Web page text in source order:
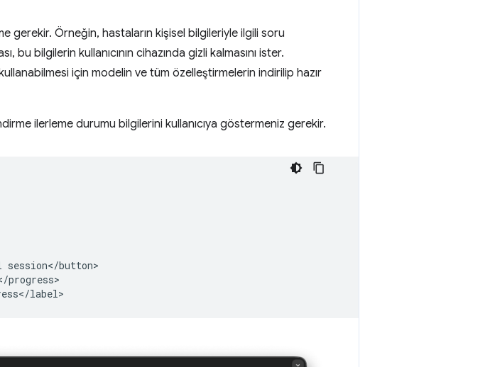
gerekir. Örneğin, hastaların kişisel bilgileriyle ilgili soru
bu bilgilerin kullanıcının cihazında gizli kalmasını ister.
için modelin ve tüm özelleştirmelerin indirilip hazır
ilerleme durumu bilgilerini kullanıcıya göstermeniz gerekir.
session</button>
progress>